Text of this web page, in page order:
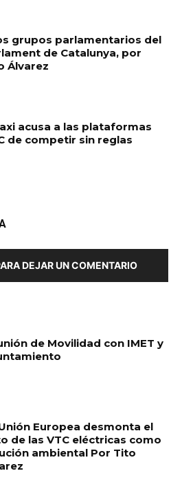
grupos parlamentarios del
de Catalunya, por
Álvarez
acusa a las plataformas
de competir sin reglas
DEJAR UN COMENTARIO
de Movilidad con IMET y
Europea desmonta el
de las VTC eléctricas como
ambiental Por Tito